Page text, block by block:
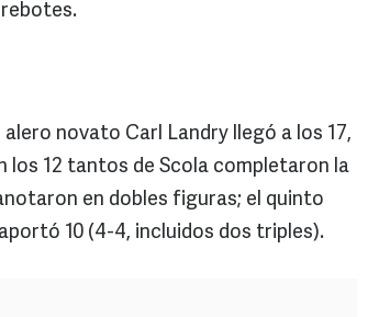
novato Carl Landry llegó a los 17,
los 12 tantos de Scola completaron la
en dobles figuras; el quinto
10 (4-4, incluidos dos triples).